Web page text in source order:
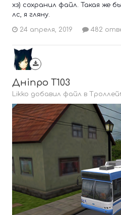
хз) сохранил файл. Такая же
лс, я гляну.
24 апреля, 2019 482
Днiпро Т103
Likko добавил файл в